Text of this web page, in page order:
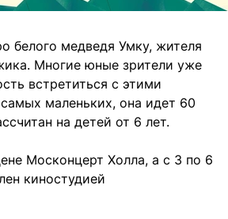
белого медведя Умку, жителя
Многие юные зрители уже
встретиться с этими
маленьких, она идет 60
на детей от 6 лет.
Москонцерт Холла, а с 3 по 6
киностудией